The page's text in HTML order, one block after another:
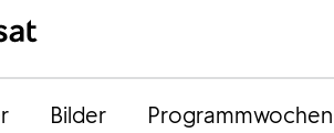
Bilder Programmwochen